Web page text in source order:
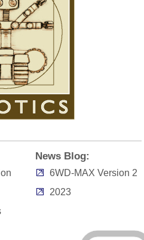
News Blog:
6WD-MAX Version 2
2023